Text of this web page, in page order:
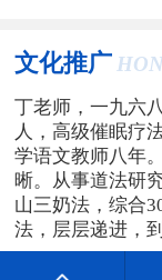
文化推广
丁老师，一九六
人，高级催眠疗
学语文教师八年
晰。从事道法研
山三奶法，综合
法，层层递进，